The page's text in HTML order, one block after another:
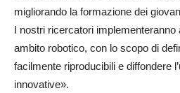
migliorando la formazione dei
I nostri ricercatori
ambito robotico, con lo scopo di
facilmente riproducibili e diffondere
innovative».